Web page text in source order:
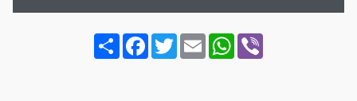
Share FacebookTwitterEmail WhatsApp